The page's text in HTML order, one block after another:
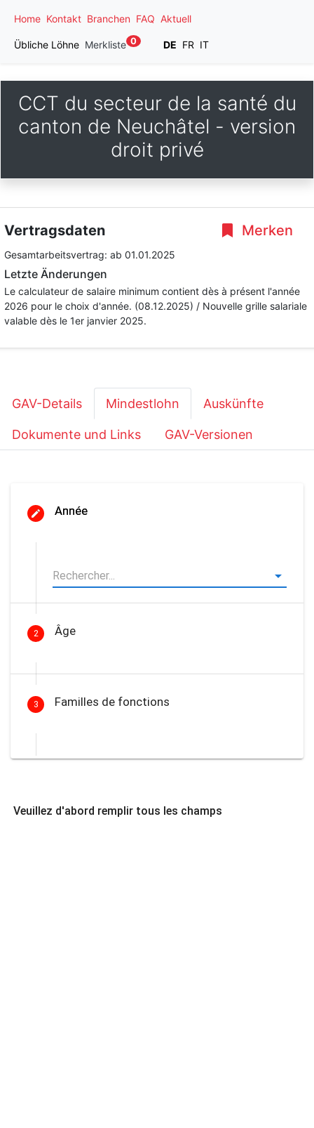
Home Kontakt Branchen FAQ Aktuell
Übliche Löhne Merkliste 0 DE FR IT
CCT du secteur de la santé du
canton de Neuchâtel - version
droit privé
Merken
Vertragsdaten
Gesamtarbeitsvertrag: ab 01.01.2025
Letzte Änderungen
Le calculateur de salaire minimum contient dès à présent l'année
2026 pour le choix d'année. (08.12.2025) / Nouvelle grille salariale
valable dès le 1er janvier 2025.
GAV-Details Mindestlohn Auskünfte
Dokumente und Links GAV-Versionen
Année
2 Âge
3 Familles de fonctions
Veuillez d'abord remplir tous les champs